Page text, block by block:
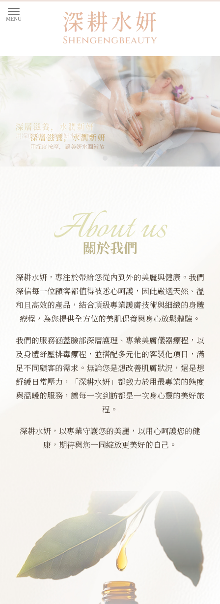
About us
關於我們
深耕水妍，專注於帶給您從內到外的美麗與健康。我們
深信每一位顧客都值得被悉心呵護，因此嚴選天然、溫
和且高效的產品，結合頂級專業護膚技術與細緻的身體
療程，為您提供全方位的美肌保養與身心放鬆體驗。
我們的服務涵蓋臉部深層護理、專業美膚儀器療程，以
及身體紓壓排毒療程，並搭配多元化的客製化項目，滿
足不同顧客的需求。無論您是想改善肌膚狀況，還是想
舒緩日常壓力，「深耕水妍」都致力於用最專業的態度
與溫暖的服務，讓每一次到訪都是一次身心靈的美好旅
程。
深耕水妍，以專業守護您的美麗，以用心呵護您的健
康，期待與您一同綻放更美好的自己。